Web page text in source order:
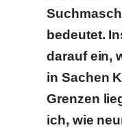
bedeutet.
darauf ein,
in Sachen
Grenzen
ich, wie